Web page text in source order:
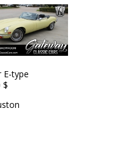
E-type
$